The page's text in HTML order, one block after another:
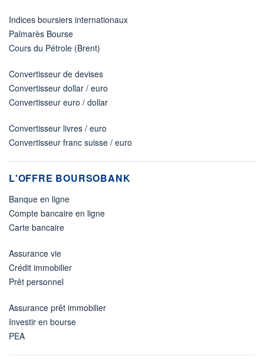
Indices boursiers internationaux
Palmarès Bourse
Cours du Pétrole (Brent)
Convertisseur de devises
Convertisseur dollar / euro
Convertisseur euro / dollar
Convertisseur livres / euro
Convertisseur franc suisse / euro
L'OFFRE BOURSOBANK
Banque en ligne
Compte bancaire en ligne
Carte bancaire
Assurance vie
Crédit immobilier
Prêt personnel
Assurance prêt immobilier
Investir en bourse
PEA